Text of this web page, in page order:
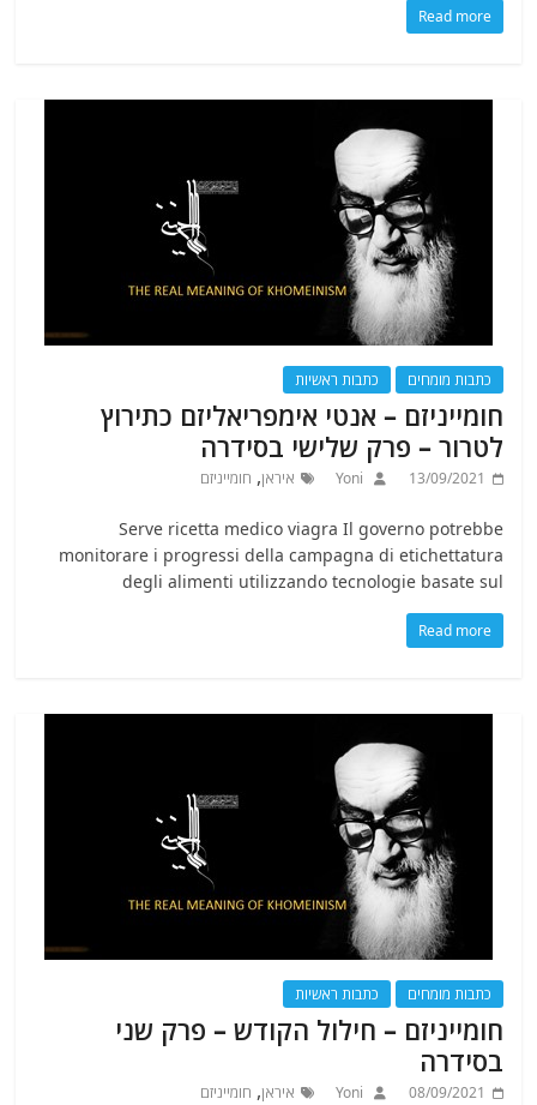
Read more
כתבות מומחים כתבות ראשיות
חומייניזם – אנטי אימפריאליזם כתירוץ
לטרור – פרק שלישי בסידרה
13/09/2021
Yoni איראן, חומייניזם
Serve ricetta medico viagra Il governo potrebbe
monitorare i progressi della campagna di etichettatura
degli alimenti utilizzando tecnologie basate sul
Read more
כתבות מומחים כתבות ראשיות
חומייניזם – חילול הקודש – פרק שני
בסידרה
08/09/2021
Yoni איראן, חומייניזם